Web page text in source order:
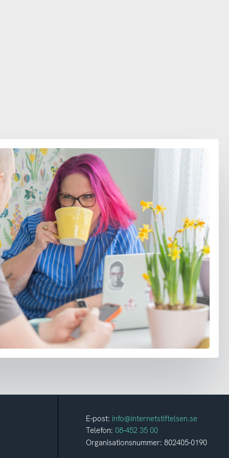
E-post: info@internetstiftelsen.se
Telefon: 08-452 35 00
Organisationsnummer: 802405-0190